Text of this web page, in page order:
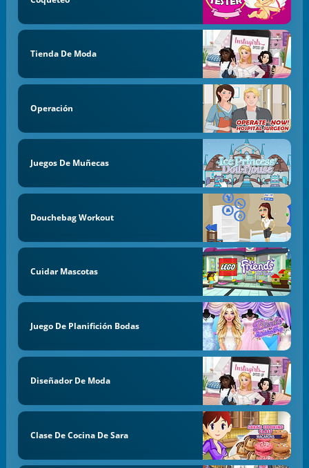
Tienda De Moda
Operación
Juegos De Muñecas
Douchebag Workout
Cuidar Mascotas
Juego De Planifición Bodas
Diseñador De Moda
Clase De Cocina De Sara